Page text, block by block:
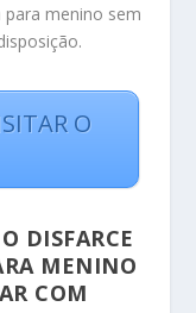
menino sem
O
DISFARCE
MENINO
COM